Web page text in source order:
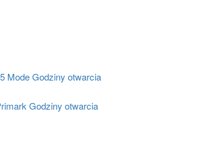
Mode Godziny otwarcia
Godziny otwarcia